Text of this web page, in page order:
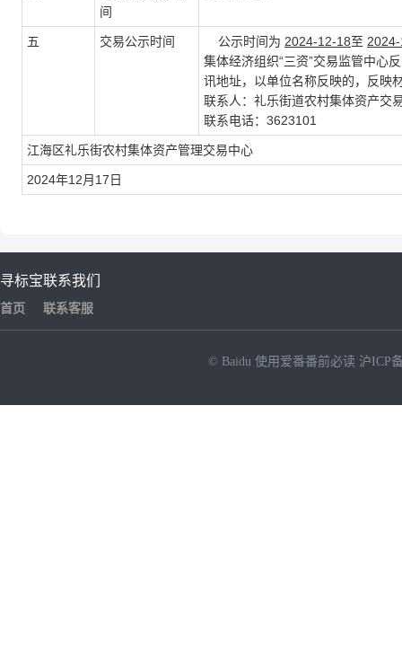
间
五 交易公示时间 公示时间为 2024-12-18至
集体经济组织“三资”交易监管中心
讯地址，以单位名称反映的，反映
联系人：礼乐街道农村集体资产交
联系电话：3623101
江海区礼乐街农村集体资产管理交易中心
2024年12月17日
寻标宝
首页
联系我们
联系客服
© Baidu 使用爱番番前必读 沪ICP